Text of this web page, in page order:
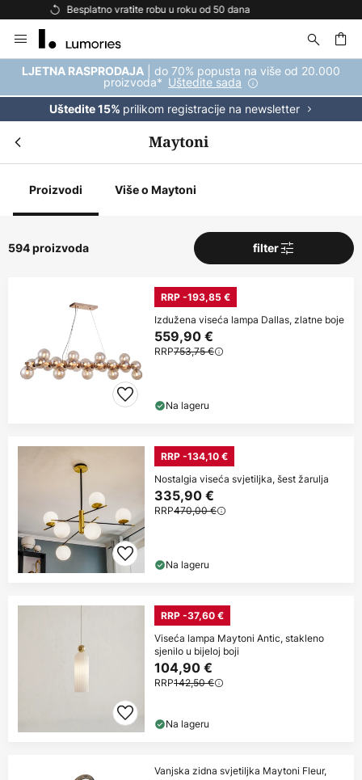
Besplatna dostava za kupnju iznad 69 €
to
Content
LJETNA RASPRODAJA | do 70% popusta na više od 20.000
proizvoda* Uštedite sada
Uštedite 15% prilikom registracije na newsletter
Maytoni
Proizvodi Više o Maytoni
594 proizvoda filter
RRP -193,85 €
Izdužena viseća lampa Dallas, zlatne boje
559,90 €
RRP753,75 €
Na lageru
RRP -134,10 €
Nostalgia viseća svjetiljka, šest žarulja
335,90 €
RRP470,00 €
Na lageru
RRP -37,60 €
Viseća lampa Maytoni Antic, stakleno
sjenilo u bijeloj boji
104,90 €
RRP142,50 €
Na lageru
Vanjska zidna svjetiljka Maytoni Fleur,